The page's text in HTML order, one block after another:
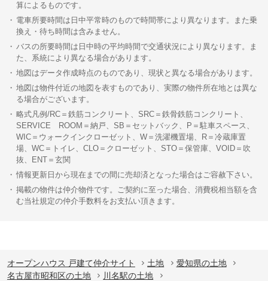
算によるものです。
電車所要時間は日中平常時のもので時間帯により異なります。また乗
換え・待ち時間は含みません。
バスの所要時間は日中時の平均時間で交通状況により異なります。ま
た、系統により異なる場合があります。
地図はデータ作成時点のものであり、現状と異なる場合があります。
地図は物件付近の地図を表すものであり、実際の物件所在地とは異な
る場合がございます。
略式凡例/RC＝鉄筋コンクリート、SRC＝鉄骨鉄筋コンクリート、
SERVICE ROOM＝納戸、SB＝セットバック、P＝駐車スペース、
WIC＝ウォークインクローゼット、W＝洗濯機置場、R＝冷蔵庫置
場、WC＝トイレ、CLO＝クローゼット、STO＝保管庫、VOID＝吹
抜、ENT＝玄関
情報更新日から現在までの間に売却済となった場合はご容赦下さい。
掲載の物件は仲介物件です。ご契約に至った場合、消費税相当額を含
む当社規定の仲介手数料をお支払い頂きます。
オープンハウス 戸建て仲介サイト 土地
愛知県の土地
名古屋市昭和区の土地
川名駅の土地